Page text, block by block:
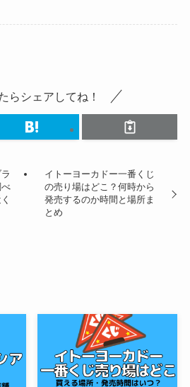
らシェアしてね！
イトーヨーカドー一番くじ
の売り場はどこ？何時から
発売するのか時間と場所ま
とめ